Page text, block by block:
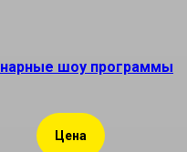
шоу программы
Цена